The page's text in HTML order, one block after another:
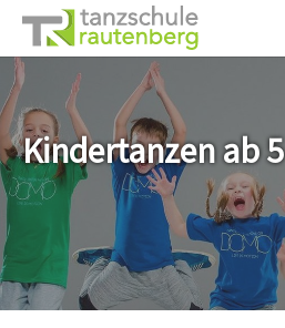
Zum Hauptinhalt springen
Kindertanzen ab 5